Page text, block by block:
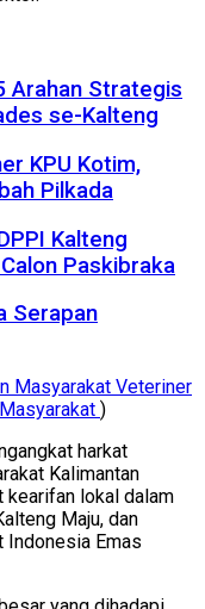
Arahan Strategis
se-Kalteng
KPU Kotim,
Pilkada
Kalteng
Paskibraka
Serapan
Masyarakat Veteriner
)
harkat
Kalimantan
kearifan lokal dalam
Maju, dan
Indonesia Emas